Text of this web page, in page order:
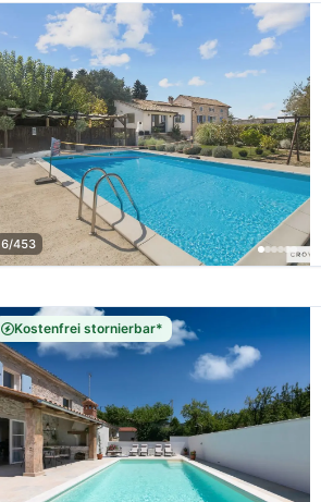
6/453
Kostenfrei stornierbar*